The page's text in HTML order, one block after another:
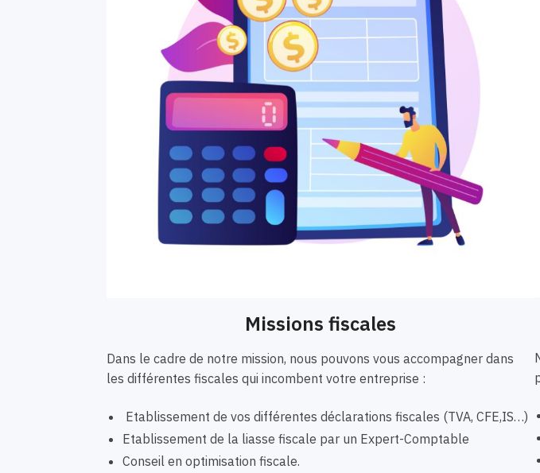
Missions fiscales
Dans le cadre de notre mission, nous pouvons vous accompagner dans
les différentes fiscales qui incombent votre entreprise :
Etablissement de vos différentes déclarations fiscales (TVA, CFE,IS…)
Etablissement de la liasse fiscale par un Expert-Comptable
Conseil en optimisation fiscale.